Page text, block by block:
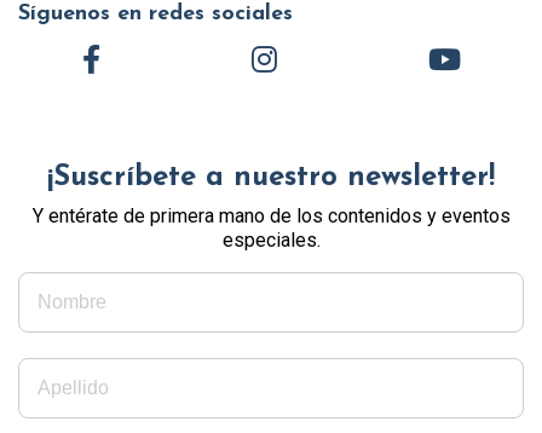
Síguenos en redes sociales
¡Suscríbete a nuestro newsletter!
Y entérate de primera mano de los contenidos y eventos
especiales.